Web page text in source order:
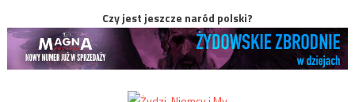
Czy jest jeszcze naród polski?